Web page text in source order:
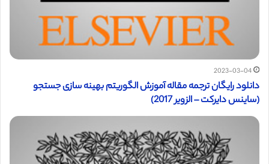
2023-03-04
دانلود رایگان ترجمه مقاله آموزش الگوریتم بهینه سازی جستجو
(ساینس دایرکت – الزویر 2017)